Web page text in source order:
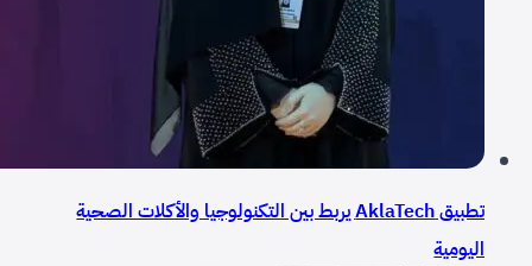
تطبيق AklaTech يربط بين التكنولوجيا والأكلات الصحية
اليومية